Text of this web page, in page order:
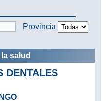
Provincia
salud
DENTALES